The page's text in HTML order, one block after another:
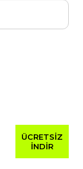
ÜCRETSİZ
İNDİR